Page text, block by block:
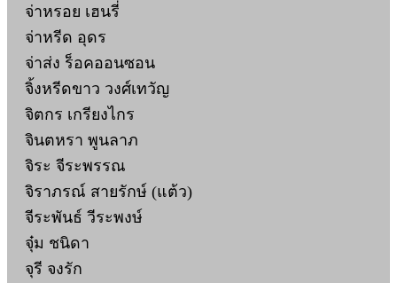
จ่าหรอย เฮนรี่
จ่าหรีด อุดร
จ่าส่ง ร็อคออนซอน
จิ้งหรีดขาว วงศ์เทวัญ
จิตกร เกรียงไกร
จินตหรา พูนลาภ
จิระ จีระพรรณ
จิราภรณ์ สายรักษ์ (แต้ว)
จีระพันธ์ วีระพงษ์
จุ๋ม ชนิดา
จุรี จงรัก